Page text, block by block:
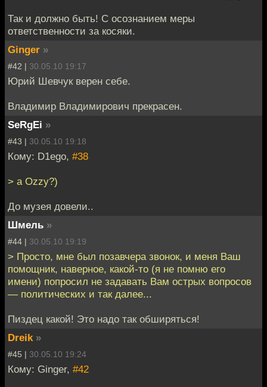
Так и должно быть! С осознанием меры
ответственности за косяки.
Ginger »
#42 | 30.05.10 19:17
Юрий Шевчук верен себе.
Владимир Владимирович прекрасен.
SeRgEi »
#43 | 30.05.10 19:18
Кому: D1ego, #38
> а Ozzy?)
До музея довели..
Шмель »
#44 | 30.05.10 19:19
> Просто, мне был позавчера звонок, и меня Ваш
помощник, наверное, какой-то (я не помню его
имени) попросил не задавать Вам острых вопросов
— политических и так далее...
Пиздец какой! Это надо так обширяться!
Dreik »
#45 | 30.05.10 19:24
Кому: Ginger, #42